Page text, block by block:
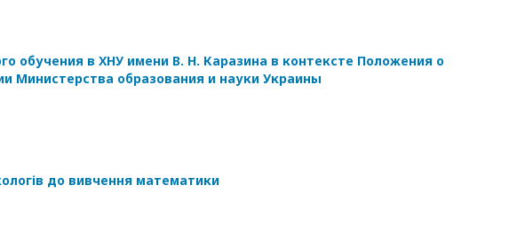
обучения в ХНУ имени В. Н. Каразина в контексте Положения о
Министерства образования и науки Украины
до вивчення математики